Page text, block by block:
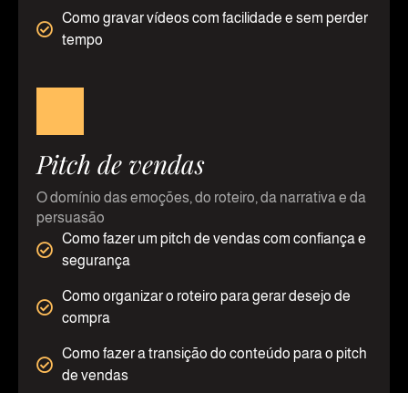
Como gravar vídeos com facilidade e sem perder
tempo
Pitch de vendas
O domínio das emoções, do roteiro, da narrativa e da
persuasão
Como fazer um pitch de vendas com confiança e
segurança
Como organizar o roteiro para gerar desejo de
compra
Como fazer a transição do conteúdo para o pitch
de vendas